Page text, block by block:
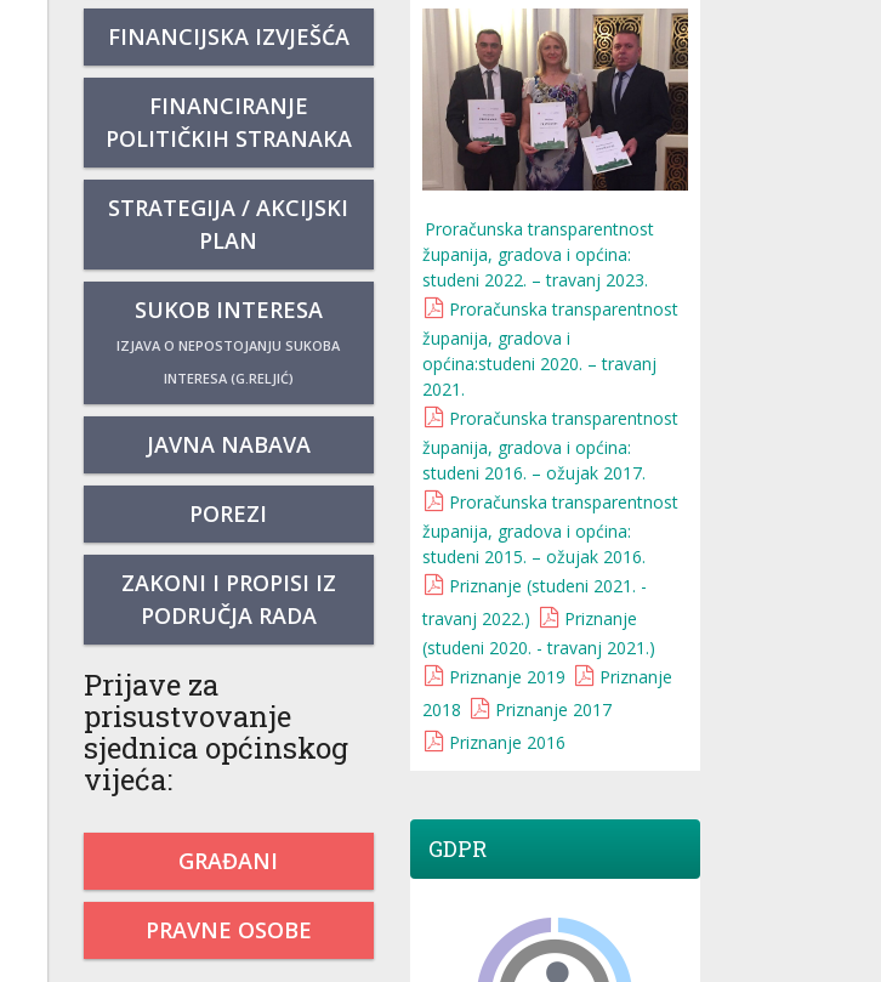
FINANCIJSKA IZVJEŠĆA
FINANCIRANJE
POLITIČKIH STRANAKA
STRATEGIJA / AKCIJSKI
PLAN
SUKOB INTERESA
IZJAVA O NEPOSTOJANJU SUKOBA
INTERESA (G.RELJIĆ)
JAVNA NABAVA
POREZI
ZAKONI I PROPISI IZ
PODRUČJA RADA
Prijave za
prisustvovanje
sjednica općinskog
vijeća:
GRAĐANI
PRAVNE OSOBE
Proračunska transparentnost
županija, gradova i općina:
studeni 2022. – travanj 2023.
Proračunska transparentnost
županija, gradova i
općina:studeni 2020. – travanj
2021.
Proračunska transparentnost
županija, gradova i općina:
studeni 2016. – ožujak 2017.
Proračunska transparentnost
županija, gradova i općina:
studeni 2015. – ožujak 2016.
Priznanje (studeni 2021. -
travanj 2022.)
Priznanje
(studeni 2020. - travanj 2021.)
Priznanje 2019
Priznanje
2018
Priznanje 2017
Priznanje 2016
GDPR